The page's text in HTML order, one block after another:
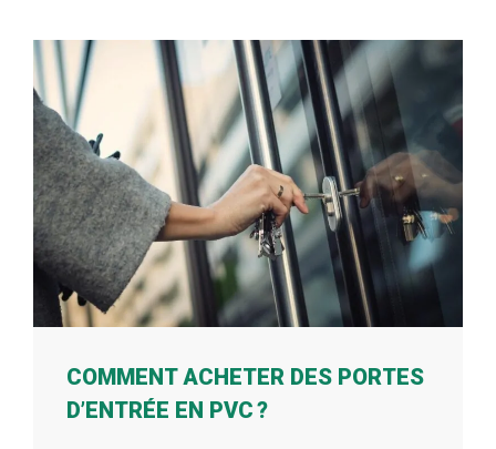
COMMENT ACHETER DES PORTES
D’ENTRÉE EN PVC ?